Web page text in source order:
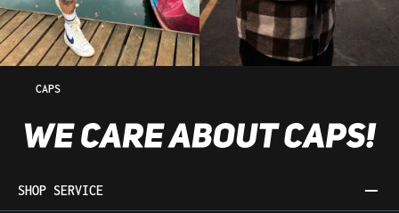
CAPS
SHOP SERVICE